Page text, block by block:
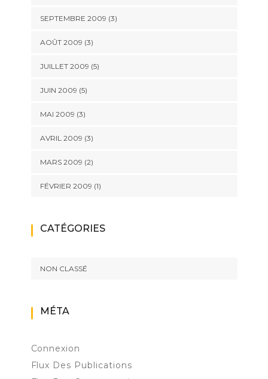
SEPTEMBRE 2009 (3)
AOÛT 2009 (3)
JUILLET 2009 (5)
JUIN 2009 (5)
MAI 2009 (3)
AVRIL 2009 (3)
MARS 2009 (2)
FÉVRIER 2009 (1)
CATÉGORIES
NON CLASSÉ
MÉTA
Connexion
Flux Des Publications